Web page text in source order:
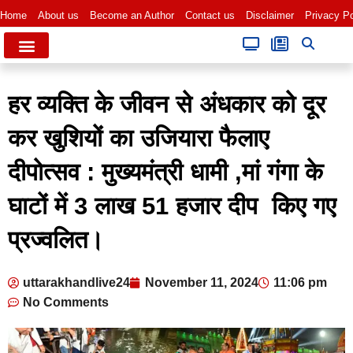
Home About us Become an Author Contact us Disclaimer Privacy
हर व्यक्ति के जीवन से अंधकार को दूर
कर खुशियों का उजियारा फैलाए
दीपोत्सव : मुख्यमंत्री धामी ,मां गंगा के
घाटों में 3 लाख 51 हजार दीप किए गए
प्रज्वलित।
uttarakhandlive24 November 11, 2024
11:06 pm
No Comments